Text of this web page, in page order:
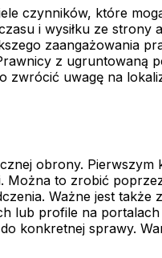
czynników, które
i wysiłku ze strony
zaangażowania
z ugruntowaną
uwagę na
obrony.
to zrobić
Ważne jest
lub profile na
konkretnej sprawy.